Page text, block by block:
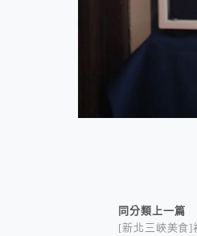
相連文章同分類上一篇
[新北三峽美食]